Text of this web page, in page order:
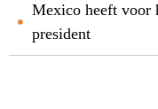
Mexico heeft voor
president